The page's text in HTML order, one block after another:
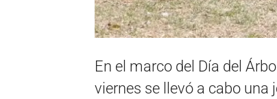
En el marco del Día del
viernes se llevó a cabo